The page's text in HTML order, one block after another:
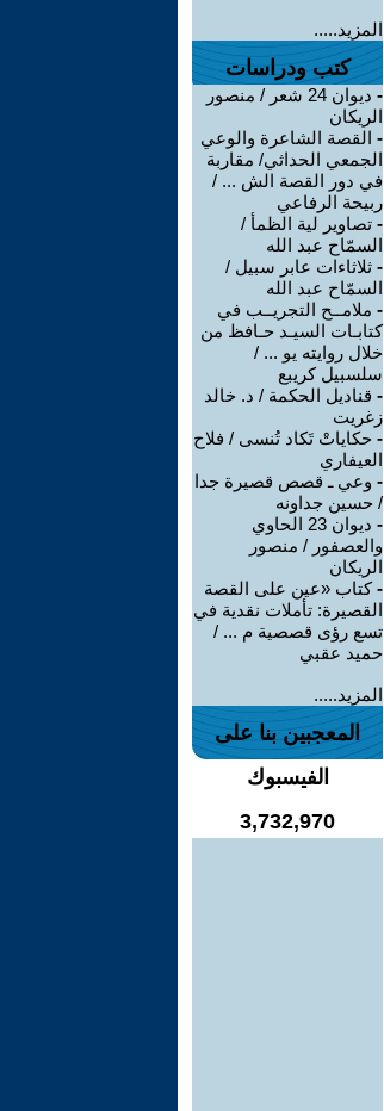
المزيد.....
كتب ودراسات
-
ديوان 24 شعر / منصور
الريكان
- القصة الشاعرة والوعي
الجمعي الحداثي/ مقاربة
في دور القصة الش ... /
ربيحة الرفاعي
- تصاوير لية الظمأ /
السمّاح عبد الله
- ثلاثاءات عابر سبيل /
السمّاح عبد الله
- ملامــح التجريــب في
كتابـات السيـد حـافظ من
خلال روايته يو ... /
سلسبيل كريبع
- قناديل الحكمة / د. خالد
زغريت
- حكاياتْ تَكاد تُنسى / فلاح
العيفاري
- وعي ـ قصص قصيرة جدا
/ حسين جداونه
-
ديوان 23 الحاوي
والعصفور / منصور
الريكان
-كتاب «عين على القصة
القصيرة: تأملات نقدية في
تسع رؤى قصصية م ... /
حميد عقبي
المزيد.....
المعجبين بنا على
الفيسبوك
3,732,970